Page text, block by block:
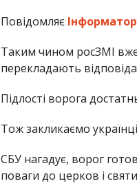
Повідомляє Інформатор
Таким чином росЗМІ вже
перекладають
Підлості ворога
Тож закликаємо
СБУ нагадує, ворог
поваги до церков і